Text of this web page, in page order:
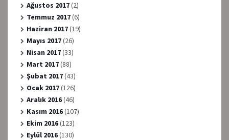
Ağustos 2017(2)
Temmuz 2017(6)
Haziran 2017(19)
Mayıs 2017(26)
Nisan 2017(33)
Mart 2017(88)
Şubat 2017(43)
Ocak 2017(126)
Aralık 2016(46)
Kasım 2016(107)
Ekim 2016(123)
Eylül 2016(130)